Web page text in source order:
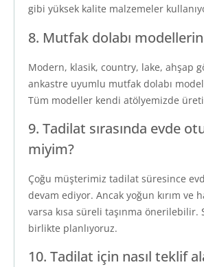
gibi yüksek kalite malzemeler
8. Mutfak dolabı
Modern, klasik, country, lake, ahşap
ankastre uyumlu mutfak dolabı
Tüm modeller kendi atölyemizde
9. Tadilat sırasında evde
miyim?
Çoğu müşterimiz tadilat süresince
devam ediyor. Ancak yoğun kırım ve
varsa kısa süreli taşınma önerilebilir.
birlikte planlıyoruz.
10. Tadilat için nasıl teklif